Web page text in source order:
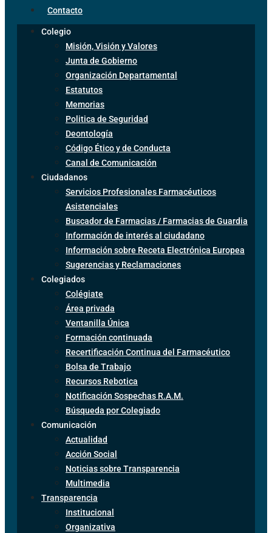
Contacto
Colegio
Misión, Visión y Valores
Junta de Gobierno
Organización Departamental
Estatutos
Memorias
Politica de Seguridad
Deontología
Código Ético y de Conducta
Canal de Comunicación
Ciudadanos
Servicios Profesionales Farmacéuticos
Asistenciales
Buscador de Farmacias / Farmacias de Guardia
Información de interés al ciudadano
Información sobre Receta Electrónica Europea
Sugerencias y Reclamaciones
Colegiados
Colégiate
Área privada
Ventanilla Única
Formación continuada
Recertificación Continua del Farmacéutico
Bolsa de Trabajo
Recursos Rebotica
Notificación Sospechas R.A.M.
Búsqueda por Colegiado
Comunicación
Actualidad
Acción Social
Noticias sobre Transparencia
Multimedia
Transparencia
Institucional
Organizativa